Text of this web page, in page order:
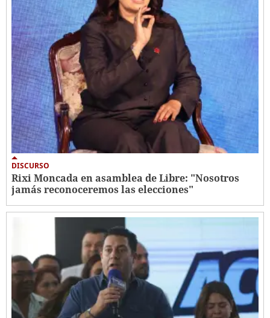
DISCURSO
Rixi Moncada en asamblea de Libre: "Nosotros
jamás reconoceremos las elecciones"